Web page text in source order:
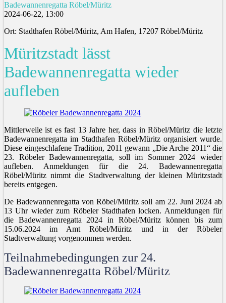
Badewannenregatta Röbel/Müritz
2024-06-22, 13:00
Ort: Stadthafen Röbel/Müritz, Am Hafen, 17207 Röbel/Müritz
Müritzstadt lässt
Badewannenregatta wieder
aufleben
Mittlerweile ist es fast 13 Jahre her, dass in Röbel/Müritz die letzte
Badewannenregatta im Stadthafen Röbel/Müritz organisiert wurde.
Diese eingeschlafene Tradition, 2011 gewann „Die Arche 2011“ die
23. Röbeler Badewannenregatta, soll im Sommer 2024 wieder
aufleben. Anmeldungen für die 24. Badewannenregatta
Röbel/Müritz nimmt die Stadtverwaltung der kleinen Müritzstadt
bereits entgegen.
De Badewannenregatta von Röbel/Müritz soll am 22. Juni 2024 ab
13 Uhr wieder zum Röbeler Stadthafen locken. Anmeldungen für
die Badewannenregatta 2024 in Röbel/Müritz können bis zum
15.06.2024 im Amt Röbel/Müritz und in der Röbeler
Stadtverwaltung vorgenommen werden.
Teilnahmebedingungen zur 24.
Badewannenregatta Röbel/Müritz